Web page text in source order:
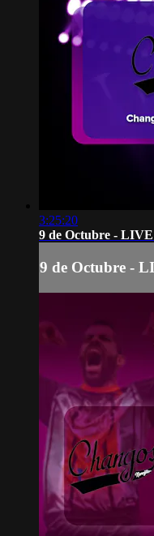
3:25:20
9 de Octubre -
9 de Octubre -